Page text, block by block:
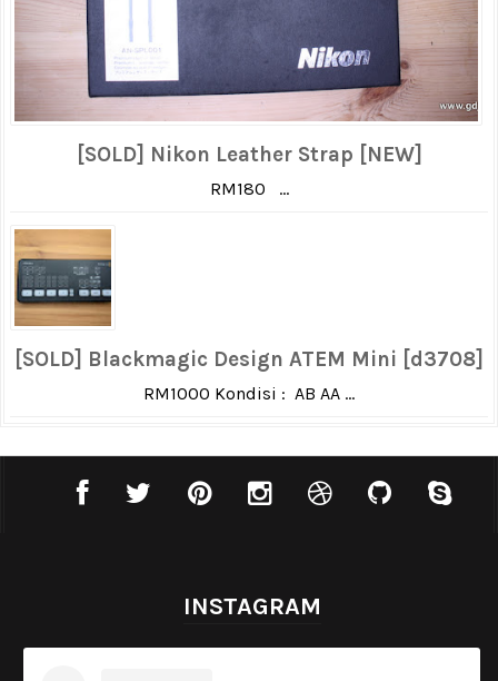
[SOLD] Nikon Leather Strap [NEW]
RM180 ...
[SOLD] Blackmagic Design ATEM Mini [d3708]
RM1000 Kondisi : AB AA ...
INSTAGRAM